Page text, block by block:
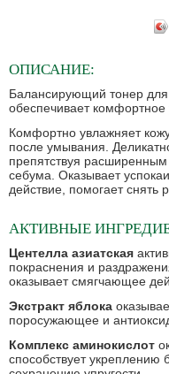
ОПИСАНИЕ:
Балансирующий тонер для
обеспечивает
Комфортно увлажняет
после умывания.
препятствуя
себума. Оказывает
действие, помогает снять
АКТИВНЫЕ
Центелла азиатская
покраснения и
оказывает смягчающее
Экстракт яблока
поросужающее и
Комплекс аминокислот
способствует